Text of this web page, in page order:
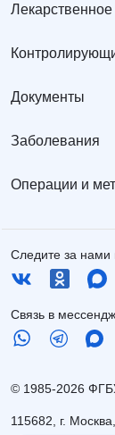
Документы
Заболевания
Операции и
Следите за нами
Связь в
© 1985-2026
115682, г.